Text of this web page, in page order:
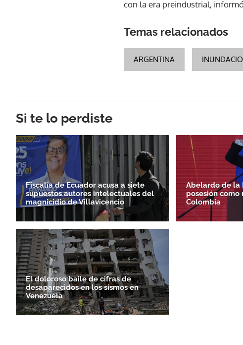
con la era preindustrial,
Temas relacionados
ARGENTINA
Si te lo perdiste
Fiscalía de Ecuador acusa a siete
supuestos autores intelectuales del
magnicidio de Villavicencio
Abelardo de la
posesión como
Colombia
El doloroso baile de cifras de
desaparecidos en los sismos en
Venezuela